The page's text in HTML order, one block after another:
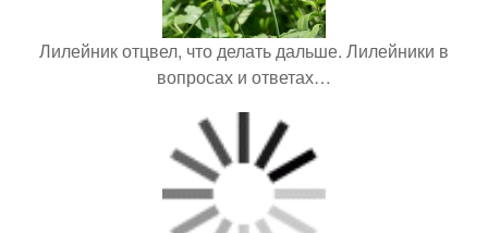
Лилейник отцвел, что делать дальше. Лилейники в
вопросах и ответах…